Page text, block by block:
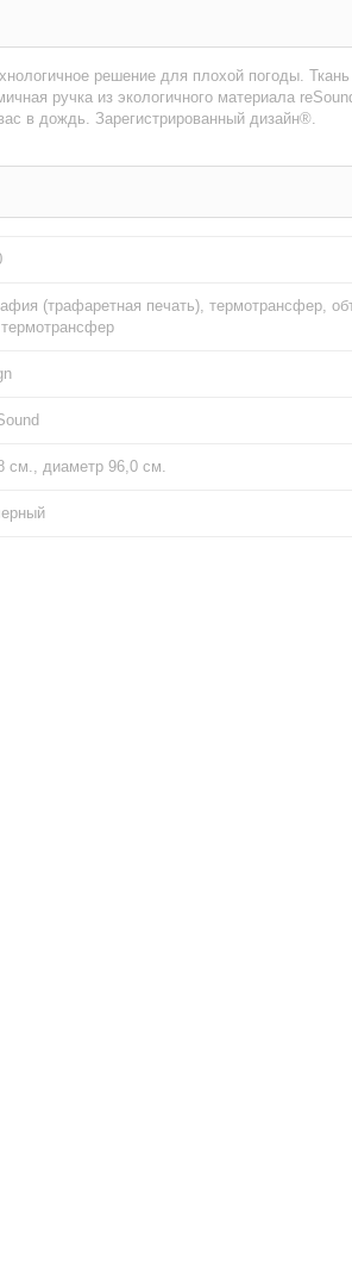
решение для плохой погоды.
ручка из экологичного материала
в дождь. Зарегистрированный дизайн®.
(трафаретная печать), термотрансфер,
см., диаметр 96,0 см.